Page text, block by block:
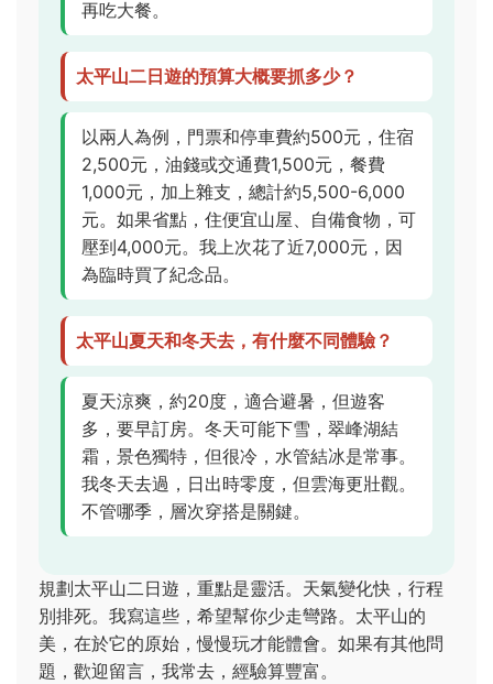
再吃大餐。
太平山二日遊的預算大概要抓多少？
以兩人為例，門票和停車費約500元，住宿
2,500元，油錢或交通費1,500元，餐費
1,000元，加上雜支，總計約5,500-6,000
元。如果省點，住便宜山屋、自備食物，可
壓到4,000元。我上次花了近7,000元，因
為臨時買了紀念品。
太平山夏天和冬天去，有什麼不同體驗？
夏天涼爽，約20度，適合避暑，但遊客
多，要早訂房。冬天可能下雪，翠峰湖結
霜，景色獨特，但很冷，水管結冰是常事。
我冬天去過，日出時零度，但雲海更壯觀。
不管哪季，層次穿搭是關鍵。
規劃太平山二日遊，重點是靈活。天氣變化快，行程
別排死。我寫這些，希望幫你少走彎路。太平山的
美，在於它的原始，慢慢玩才能體會。如果有其他問
題，歡迎留言，我常去，經驗算豐富。